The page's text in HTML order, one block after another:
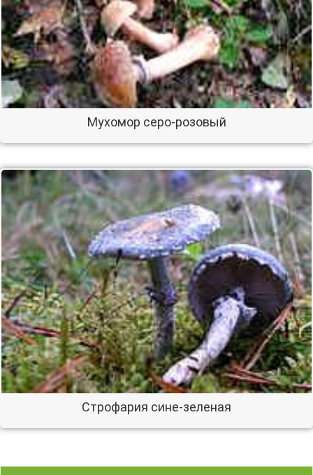
Мухомор серо-розовый
Строфария сине-зеленая